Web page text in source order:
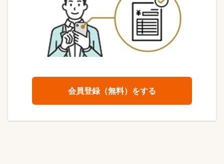
会員登録（無料）をする